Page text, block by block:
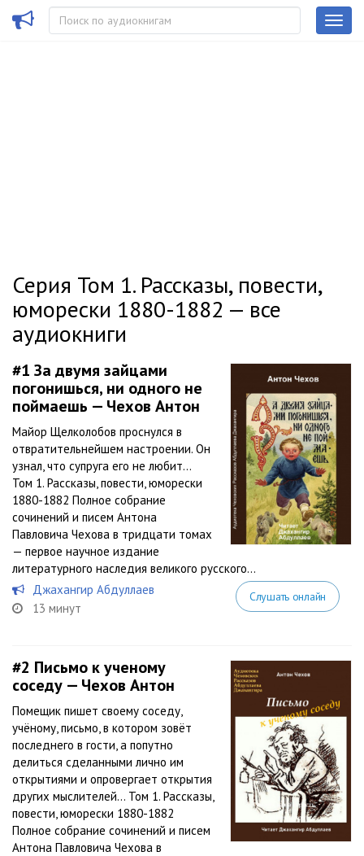
Серия Том 1. Рассказы, повести,
юморески 1880-1882 — все
аудиокниги
#1 За двумя зайцами
погонишься, ни одного не
поймаешь — Чехов Антон
Майор Щелколобов проснулся в
отвратительнейшем настроении. Он
узнал, что супруга его не любит…
Том 1. Рассказы, повести, юморески
1880-1882 Полное собрание
сочинений и писем Антона
Павловича Чехова в тридцати томах
— первое научное издание
литературного наследия великого русского...
Джахангир Абдуллаев
13 минут
Слушать онлайн
#2 Письмо к ученому
соседу — Чехов Антон
Помещик пишет своему соседу,
учёному, письмо, в котором зовёт
последнего в гости, а попутно
делиться сделанными лично им
открытиями и опровергает открытия
других мыслителей... Том 1. Рассказы,
повести, юморески 1880-1882
Полное собрание сочинений и писем
Антона Павловича Чехова в